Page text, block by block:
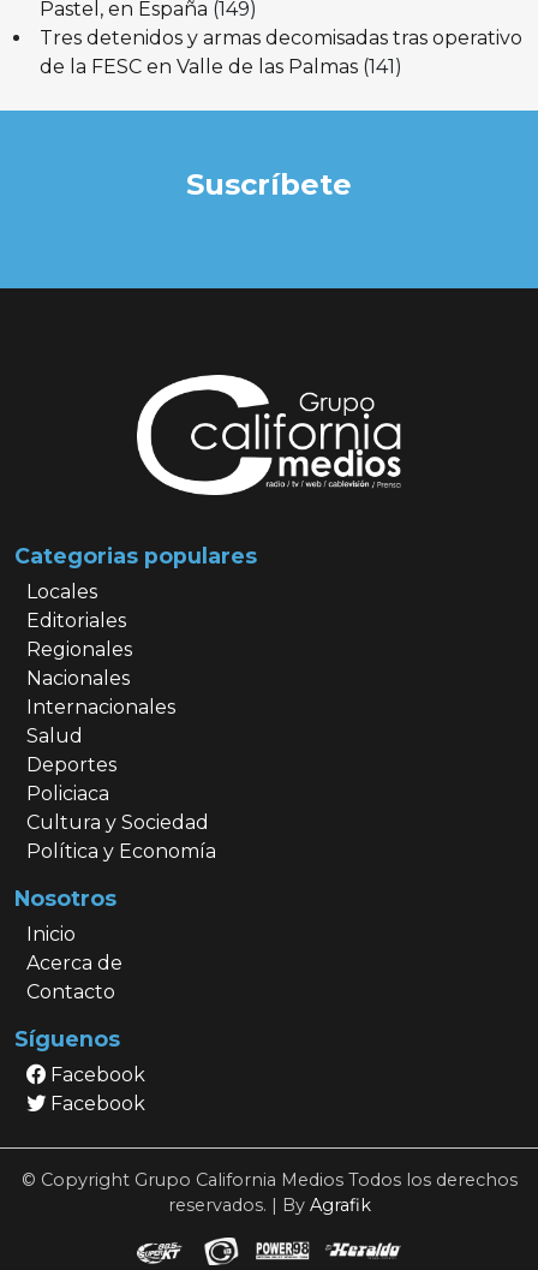
Pastel, en España (149)
Tres detenidos y armas decomisadas tras operativo
de la FESC en Valle de las Palmas (141)
Suscríbete
Categorias populares
Locales
Editoriales
Regionales
Nacionales
Internacionales
Salud
Deportes
Policiaca
Cultura y Sociedad
Política y Economía
Nosotros
Inicio
Acerca de
Contacto
Síguenos
Facebook
Facebook
© Copyright Grupo California Medios Todos los derechos
reservados. | By Agrafik